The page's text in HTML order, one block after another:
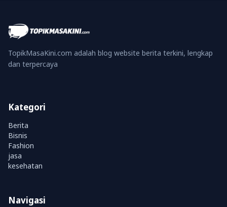
TopikMasaKini.com adalah blog website berita terkini, lengkap
dan terpercaya
Kategori
Berita
Bisnis
Fashion
jasa
kesehatan
Navigasi